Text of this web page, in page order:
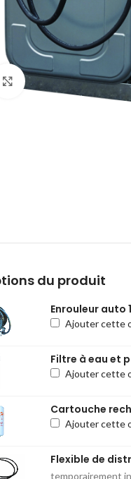
Cliquez pour agrandir
du produit
Enrouleur auto
Ajouter cette
Filtre à eau et
Ajouter cette
Cartouche
Ajouter cette
Flexible de
temporairement